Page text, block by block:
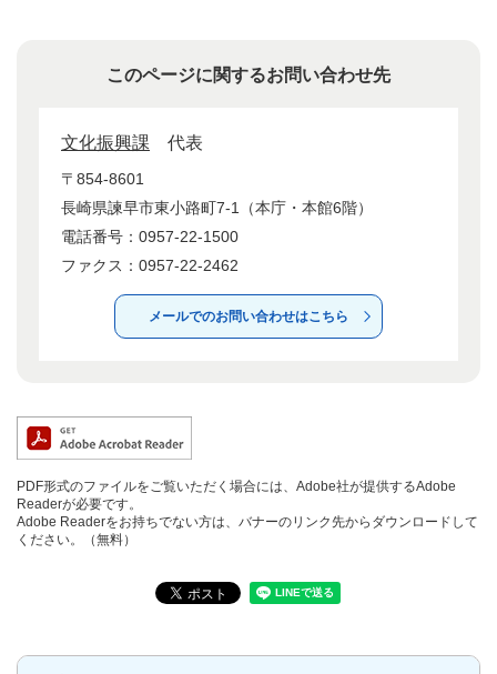
このページに関するお問い合わせ先
文化振興課 代表
〒854-8601
長崎県諫早市東小路町7-1（本庁・本館6階）
電話番号：0957-22-1500
ファクス：0957-22-2462
メールでのお問い合わせはこちら
PDF形式のファイルをご覧いただく場合には、Adobe社が提供するAdobe
Readerが必要です。
Adobe Readerをお持ちでない方は、バナーのリンク先からダウンロードして
ください。（無料）